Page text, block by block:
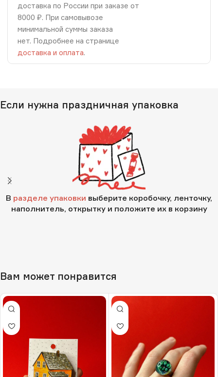
доставка по России при заказе от
8000 ₽. При самовывозе
минимальной суммы заказа
нет. Подробнее на странице
доставка и оплата.
Если нужна праздничная упаковка
В разделе упаковки выберите коробочку, ленточку,
наполнитель, открытку и положите их в корзину
Вам может понравится